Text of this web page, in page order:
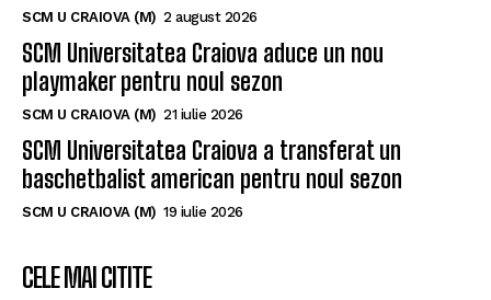
SCM U CRAIOVA (M) 2 august 2026
SCM Universitatea Craiova aduce un nou
playmaker pentru noul sezon
SCM U CRAIOVA (M) 21 iulie 2026
SCM Universitatea Craiova a transferat un
baschetbalist american pentru noul sezon
SCM U CRAIOVA (M) 19 iulie 2026
CELE MAI CITITE